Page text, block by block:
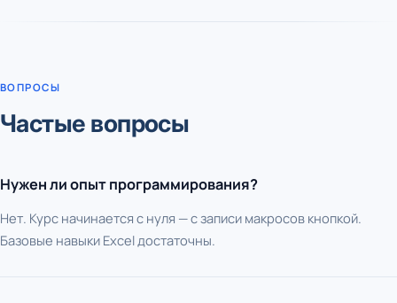
ВОПРОСЫ
Частые вопросы
Нужен ли опыт программирования?
Нет. Курс начинается с нуля — с записи макросов кнопкой.
Базовые навыки Excel достаточны.